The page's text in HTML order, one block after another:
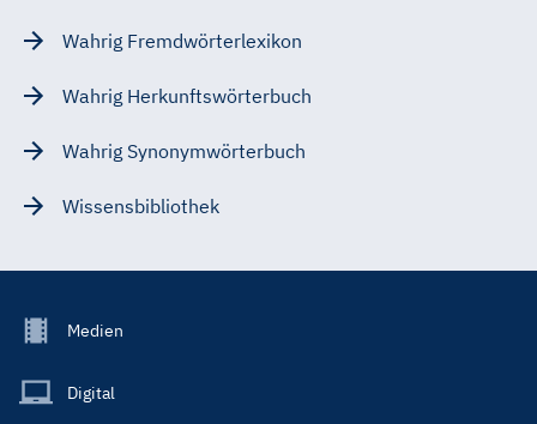
Wahrig Fremdwörterlexikon
Wahrig Herkunftswörterbuch
Wahrig Synonymwörterbuch
Wissensbibliothek
Footer
Main
Medien
Digital